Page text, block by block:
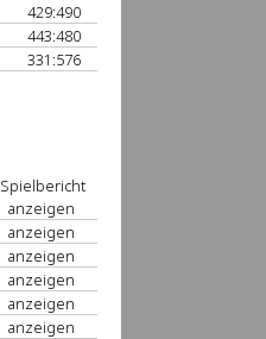
429:490
443:480
331:576
Spielbericht
anzeigen
anzeigen
anzeigen
anzeigen
anzeigen
anzeigen